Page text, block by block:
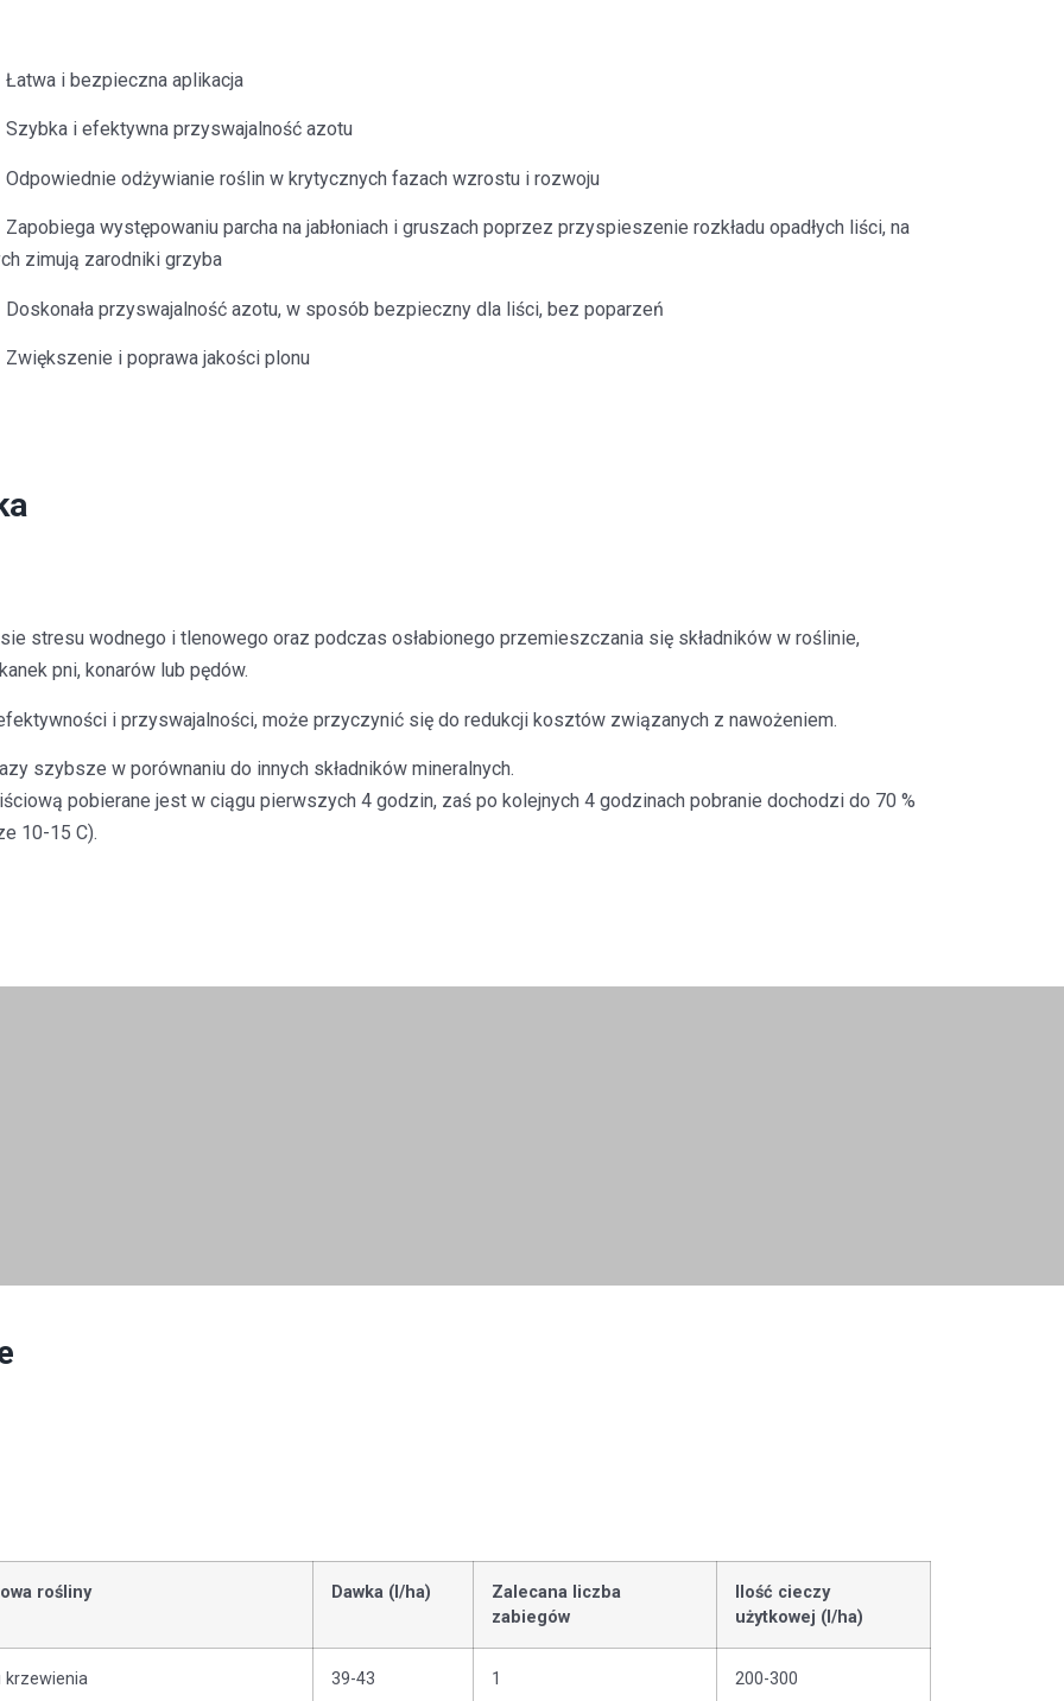
Łatwa i bezpieczna aplikacja
Szybka i efektywna przyswajalność azotu
Odpowiednie odżywianie roślin w krytycznych fazach wzrostu i rozwoju
Zapobiega występowaniu parcha na jabłoniach i gruszach poprzez przyspieszenie rozkładu opadłych liści, na
zimują zarodniki grzyba
Doskonała przyswajalność azotu, w sposób bezpieczny dla liści, bez poparzeń
Zwiększenie i poprawa jakości plonu
stresu wodnego i tlenowego oraz podczas osłabionego przemieszczania się składników w roślinie,
pni, konarów lub pędów.
i przyswajalności, może przyczynić się do redukcji kosztów związanych z nawożeniem.
szybsze w porównaniu do innych składników mineralnych.
pobierane jest w ciągu pierwszych 4 godzin, zaś po kolejnych 4 godzinach pobranie dochodzi do 70 %
10-15 C).
rośliny Dawka (l/ha)
Zalecana liczba
zabiegów
Ilość cieczy
użytkowej (l/ha)
krzewienia 39-43 1 200-300